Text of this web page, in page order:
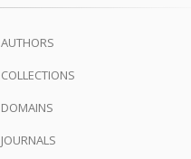
AUTHORS
COLLECTIONS
DOMAINS
JOURNALS